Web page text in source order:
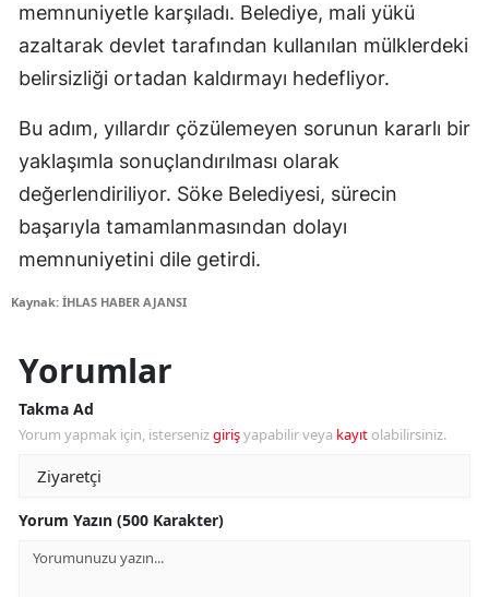
memnuniyetle karşıladı. Belediye, mali yükü
azaltarak devlet tarafından kullanılan mülklerdeki
belirsizliği ortadan kaldırmayı hedefliyor.
Bu adım, yıllardır çözülemeyen sorunun kararlı bir
yaklaşımla sonuçlandırılması olarak
değerlendiriliyor. Söke Belediyesi, sürecin
başarıyla tamamlanmasından dolayı
memnuniyetini dile getirdi.
Kaynak: İHLAS HABER AJANSI
Yorumlar
Takma Ad
Yorum yapmak için, istersenizgirişyapabilir veya kayıt olabilirsiniz.
Yorum Yazın (500 Karakter)